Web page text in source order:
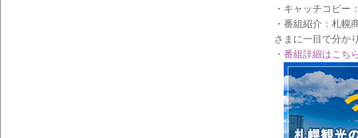
・キャッチコピ
・番組紹介：札幌
さまに一目で分か
・ 番組詳細はこち